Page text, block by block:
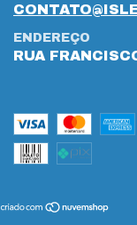
ENDEREÇO
RUA